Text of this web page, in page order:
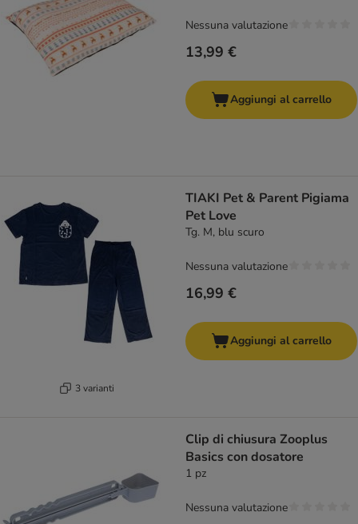
13,99 €
Nessuna valutazione
Aggiungi al carrello
3 varianti
TIAKI Pet & Parent Pigiama
Pet Love
Tg. M, blu scuro
16,99 €
Nessuna valutazione
Aggiungi al carrello
Clip di chiusura Zooplus
Basics con dosatore
1 pz
Nessuna valutazione